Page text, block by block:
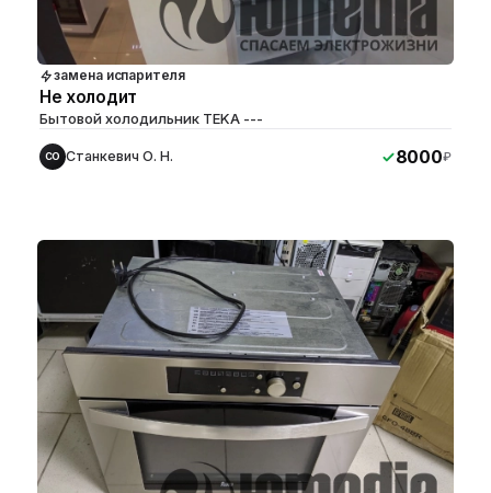
замена испарителя
Не холодит
Бытовой холодильник TEKA ---
СО Станкевич О. Н. 8000₽